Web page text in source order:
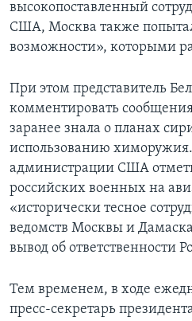
высокопоставленный
США, Москва также
возможности», которыми
При этом представитель
комментировать
заранее знала о планах
использованию
администрации США
российских военных на
«исторически тесное
ведомств Москвы и
вывод об ответственности
Тем временем, в ходе
пресс-секретарь